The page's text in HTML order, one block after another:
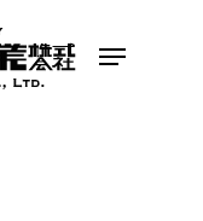
Menu